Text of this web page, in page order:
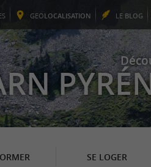
GEOLOCALISATION LE BLOG
SE LOGER